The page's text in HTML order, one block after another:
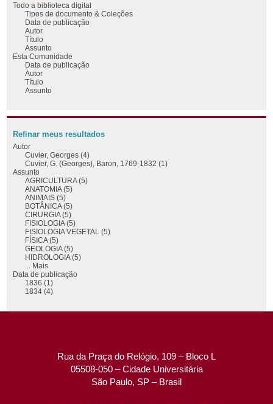
Todo a biblioteca digital
Tipos de documento & Coleções
Data de publicação
Autor
Título
Assunto
Esta Comunidade
Data de publicação
Autor
Título
Assunto
Refinar meus resultados
Autor
Cuvier, Georges (4)
Cuvier, G. (Georges), Baron, 1769-1832 (1)
Assunto
AGRICULTURA (5)
ANATOMIA (5)
ANIMAIS (5)
BOTÂNICA (5)
CIRURGIA (5)
FISIOLOGIA (5)
FISIOLOGIA VEGETAL (5)
FÍSICA (5)
GEOLOGIA (5)
HIDROLOGIA (5)
... Mais
Data de publicação
1836 (1)
1834 (4)
Rua da Praça do Relógio, 109 – Bloco L
05508-050 – Cidade Universitária
São Paulo, SP – Brasil